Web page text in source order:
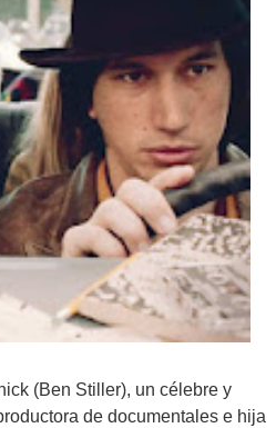
(Ben Stiller), un célebre y
de documentales e hija